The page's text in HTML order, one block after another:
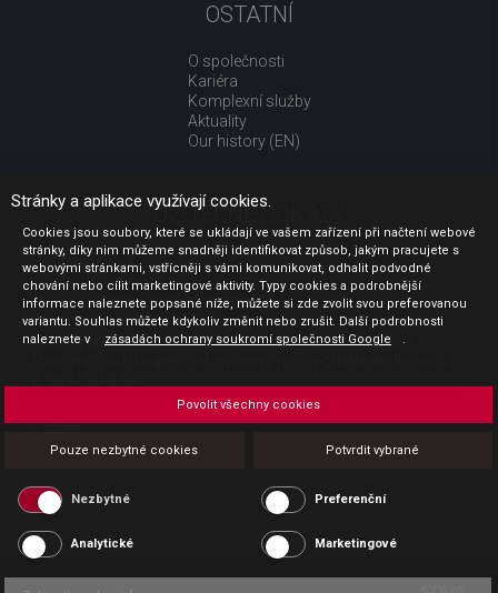
OSTATNÍ
O společnosti
Kariéra
Komplexní služby
Aktuality
Our history (EN)
UŽITEČNÉ ODKAZY
Jak nakupovat
Obchodní podmínky
GDPR - ochrana osobních údajů
Profil zadavatele
Sdělení před uzavřením kupní smlouvy pro spotřebitele
Platba
Povinná publicita
Stránky a aplikace využívají cookies.
Cookies jsou soubory, které se ukládají ve vašem zařízení při načtení webové
stránky, díky nim můžeme snadněji identifikovat způsob, jakým pracujete s
webovými stránkami, vstřícněji s vámi komunikovat, odhalit podvodné
chování nebo cílit marketingové aktivity. Typy cookies a podrobnější
informace naleznete popsané níže, můžete si zde zvolit svou preferovanou
variantu. Souhlas můžete kdykoliv změnit nebo zrušit. Další podrobnosti
naleznete v
zásadách ochrany soukromí společnosti Google .
Pouze nezbytné cookies Potvrdit vybrané
Povolit všechny cookies
Nezbytné Preferenční
Analytické Marketingové